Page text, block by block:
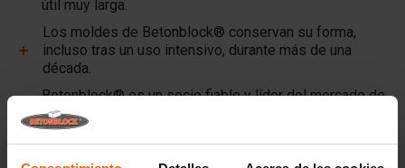
útil muy larga.
Los moldes de Betonblock® conservan su forma,
incluso tras un uso intensivo, durante más de una
década.
Betonblock® es un socio fiable y líder del mercado de
moldes de acero para hormigón desde hace más de
25 años.